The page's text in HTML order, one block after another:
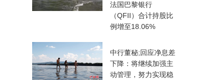
法国巴黎银行
（QFII）合计持股比
例增至18.06%
中行董秘;回应净息差
下降：将继续加强主
动管理，努力实现稳